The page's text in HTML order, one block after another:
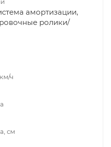
амортизации,
ролики/
ч
см